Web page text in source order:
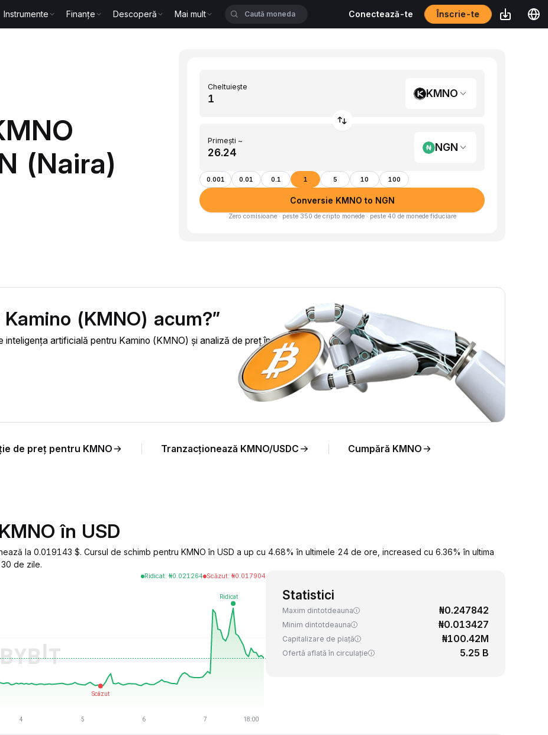
Instrumente Finanțe Descoperă Mai mult Conectează-te Înscrie-te
(Naira)
Cheltuiește
KMNO
Primești ~
NGN
0.001 0.01 0.1 1 5 10 100
Conversie KMNO to NGN
Zero comisioane · peste 350 de cripto monede · peste 40 de monede fiduciare
(KMNO) acum?”
artificială pentru Kamino (KMNO) și analiză de preț în timp
de preț pentru KMNO Tranzacționează KMNO/USDC Cumpără KMNO
în USD
la 0.019143 $. Cursul de schimb pentru KMNO în USD a up cu 4.68% în ultimele 24 de ore, increased cu 6.36% în ultima
de zile.
Ridicat: ₦0.021264 Scăzut: ₦0.017904
Statistici
Maxim dintotdeauna ₦0.247842
Minim dintotdeauna ₦0.013427
Capitalizare de piață ₦100.42M
Ofertă aflată în circulație 5.25 B